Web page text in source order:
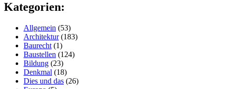
Kategorien:
Allgemein (53)
Architektur(183)
Baurecht (1)
Baustellen (124)
Bildung (23)
Denkmal (18)
Dies und das (26)